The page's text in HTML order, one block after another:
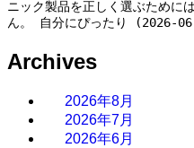
Archives
2026年8月
2026年7月
2026年6月